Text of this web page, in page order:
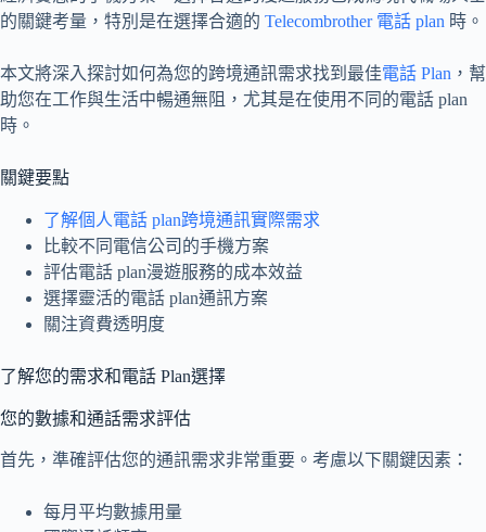
的關鍵考量，特別是在選擇合適的 Telecombrother 電話 plan 時。
本文將深入探討如何為您的跨境通訊需求找到最佳電話 Plan ，幫
助您在工作與生活中暢通無阻，尤其是在使用不同的電話 plan
時。
關鍵要點
了解個人電話 plan跨境通訊實際需求
比較不同電信公司的手機方案
評估電話 plan漫遊服務的成本效益
選擇靈活的電話 plan通訊方案
關注資費透明度
了解您的需求和電話 Plan選擇
您的數據和通話需求評估
首先，準確評估您的通訊需求非常重要。考慮以下關鍵因素：
每月平均數據用量